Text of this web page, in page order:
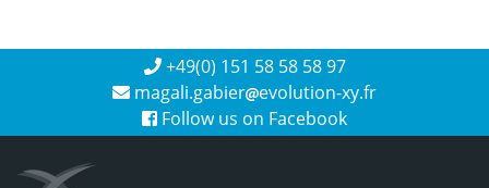
+49(0) 151 58 58 58 97
magali.gabier evolution-xy.fr
Follow us on Facebook